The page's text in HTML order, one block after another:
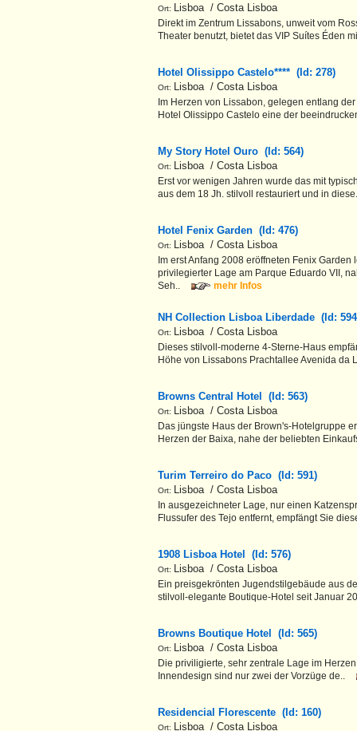
Ort: Lisboa / Costa Lisboa
Direkt im Zentrum Lissabons, unweit vom
Theater benutzt, bietet das VIP Suítes Éden
Hotel Olissippo Castelo**** (Id: 278)
Ort: Lisboa / Costa Lisboa
Im Herzen von Lissabon, gelegen entlang
Hotel Olissippo Castelo eine der
My Story Hotel Ouro (Id: 564)
Ort: Lisboa / Costa Lisboa
Erst vor wenigen Jahren wurde das mit
aus dem 18 Jh. stilvoll restauriert und in
Hotel Fenix Garden (Id: 476)
Ort: Lisboa / Costa Lisboa
Im erst Anfang 2008 eröffneten Fenix Garden
privilegierter Lage am Parque Eduardo VII,
Seh..
mehr Infos
NH Collection Lisboa Liberdade (Id:
Ort: Lisboa / Costa Lisboa
Dieses stilvoll-moderne 4-Sterne-Haus
Höhe von Lissabons Prachtallee Avenida da
Browns Central Hotel (Id: 563)
Ort: Lisboa / Costa Lisboa
Das jüngste Haus der Brown's-Hotelgruppe
Herzen der Baixa, nahe der beliebten
Turim Terreiro do Paco (Id: 591)
Ort: Lisboa / Costa Lisboa
In ausgezeichneter Lage, nur einen
Flussufer des Tejo entfernt, empfängt Sie
1908 Lisboa Hotel (Id: 576)
Ort: Lisboa / Costa Lisboa
Ein preisgekrönten Jugendstilgebäude aus
stilvoll-elegante Boutique-Hotel seit Januar
Browns Boutique Hotel (Id: 565)
Ort: Lisboa / Costa Lisboa
Die priviligierte, sehr zentrale Lage im
Innendesign sind nur zwei der Vorzüge de..
Residencial Florescente (Id: 160)
Ort: Lisboa / Costa Lisboa